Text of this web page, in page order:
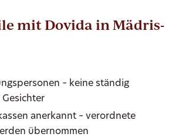
mit Dovida in Mädris-
– keine ständig
anerkannt – verordnete
übernommen